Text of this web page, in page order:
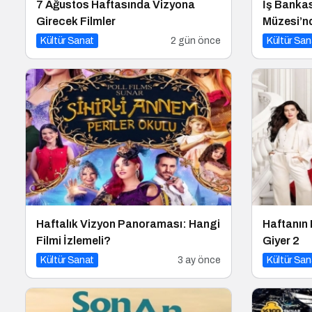
7 Ağustos Haftasında Vizyona
Girecek Filmler
Kültür Sanat 2 gün önce
İş
Kültür
Haftalık Vizyon Panoraması: Hangi
Filmi İzlemeli?
Kültür Sanat 3 ay önce
Haftanın
Giyer 2
Kültür